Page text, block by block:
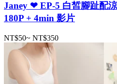
Janey ❤ EP-5 白皙腳趾配
180P + 4min 影片
NT$50~ NT$350